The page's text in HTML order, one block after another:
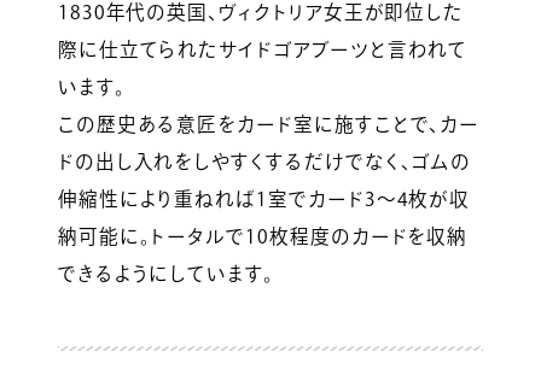
1830年代の英国、ヴィクトリア女王が即位した
際に仕立てられたサイドゴアブーツと言われて
います。
この歴史ある意匠をカード室に施すことで、カー
ドの出し入れをしやすくするだけでなく、ゴムの
伸縮性により重ねれば1室でカード3〜4枚が収
納可能に。トータルで10枚程度のカードを収納
できるようにしています。